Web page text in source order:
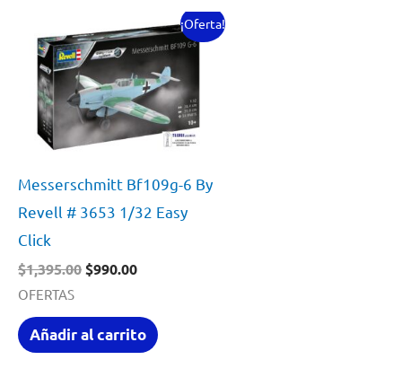
¡Oferta!
Messerschmitt Bf109g-6 By
Revell # 3653 1/32 Easy
Click
$1,395.00El
era:
$1,395.00.
$990.00El
es:
$990.00.
OFERTAS
Añadir al carrito